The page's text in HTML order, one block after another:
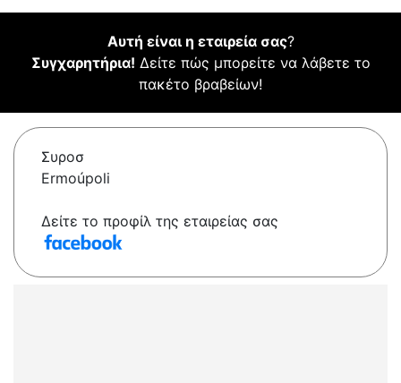
Αυτή είναι η εταιρεία σας?
Συγχαρητήρια! Δείτε πώς μπορείτε να λάβετε το
πακέτο βραβείων!
Συροσ
Ermoúpoli
Δείτε το προφίλ της εταιρείας σας